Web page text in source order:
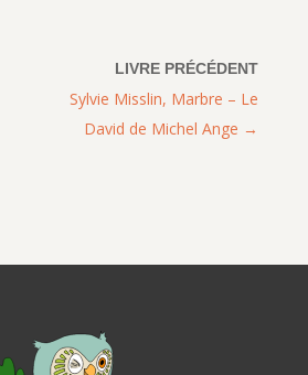
Sylvie Misslin, Marbre – Le
David de Michel Ange